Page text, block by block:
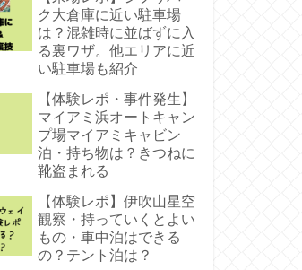
ク大倉庫に近い駐車場
は？混雑時に並ばずに入
る裏ワザ。他エリアに近
い駐車場も紹介
【体験レポ・事件発生】
マイアミ浜オートキャン
プ場マイアミキャビン
泊・持ち物は？きつねに
靴盗まれる
【体験レポ】伊吹山星空
観察・持っていくとよい
もの・車中泊はできる
の？テント泊は？